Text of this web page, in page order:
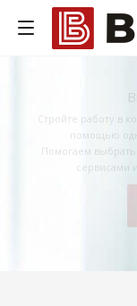
Стройте работу в
помощью
Помогаем
сервисами